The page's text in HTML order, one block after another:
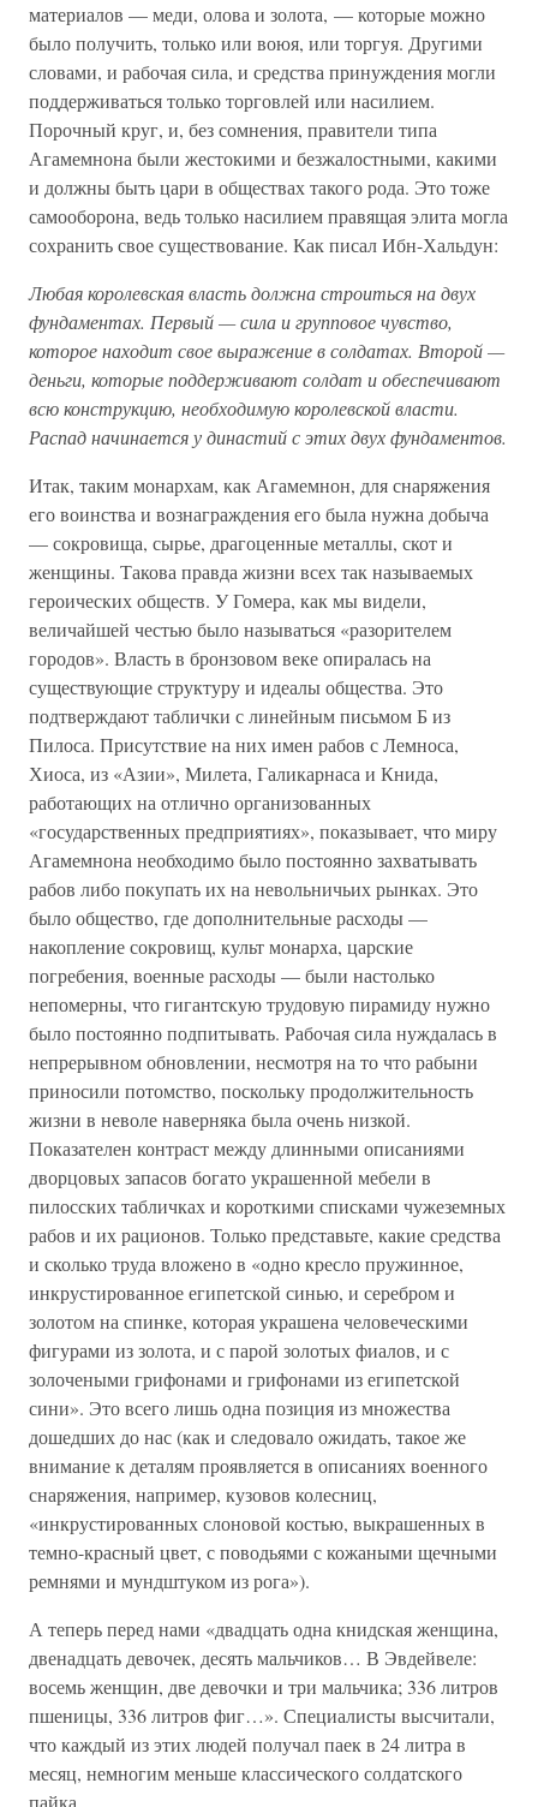
материалов — меди, олова и золота, — которые можно
было получить, только или воюя, или торгуя. Другими
словами, и рабочая сила, и средства принуждения могли
поддерживаться только торговлей или насилием.
Порочный круг, и, без сомнения, правители типа
Агамемнона были жестокими и безжалостными, какими
и должны быть цари в обществах такого рода. Это тоже
самооборона, ведь только насилием правящая элита могла
сохранить свое существование. Как писал Ибн-Хальдун:
Любая королевская власть должна строиться на двух
фундаментах. Первый — сила и групповое чувство,
которое находит свое выражение в солдатах. Второй —
деньги, которые поддерживают солдат и обеспечивают
всю конструкцию, необходимую королевской власти.
Распад начинается у династий с этих двух фундаментов.
Итак, таким монархам, как Агамемнон, для снаряжения
его воинства и вознаграждения его была нужна добыча
— сокровища, сырье, драгоценные металлы, скот и
женщины. Такова правда жизни всех так называемых
героических обществ. У Гомера, как мы видели,
величайшей честью было называться «разорителем
городов». Власть в бронзовом веке опиралась на
существующие структуру и идеалы общества. Это
подтверждают таблички с линейным письмом Б из
Пилоса. Присутствие на них имен рабов с Лемноса,
Хиоса, из «Азии», Милета, Галикарнаса и Книда,
работающих на отлично организованных
«государственных предприятиях», показывает, что миру
Агамемнона необходимо было постоянно захватывать
рабов либо покупать их на невольничьих рынках. Это
было общество, где дополнительные расходы —
накопление сокровищ, культ монарха, царские
погребения, военные расходы — были настолько
непомерны, что гигантскую трудовую пирамиду нужно
было постоянно подпитывать. Рабочая сила нуждалась в
непрерывном обновлении, несмотря на то что рабыни
приносили потомство, поскольку продолжительность
жизни в неволе наверняка была очень низкой.
Показателен контраст между длинными описаниями
дворцовых запасов богато украшенной мебели в
пилосских табличках и короткими списками чужеземных
рабов и их рационов. Только представьте, какие средства
и сколько труда вложено в «одно кресло пружинное,
инкрустированное египетской синью, и серебром и
золотом на спинке, которая украшена человеческими
фигурами из золота, и с парой золотых фиалов, и с
золочеными грифонами и грифонами из египетской
сини». Это всего лишь одна позиция из множества
дошедших до нас (как и следовало ожидать, такое же
внимание к деталям проявляется в описаниях военного
снаряжения, например, кузовов колесниц,
«инкрустированных слоновой костью, выкрашенных в
темно-красный цвет, с поводьями с кожаными щечными
ремнями и мундштуком из рога»).
А теперь перед нами «двадцать одна книдская женщина,
двенадцать девочек, десять мальчиков… В Эвдейвеле:
восемь женщин, две девочки и три мальчика; 336 литров
пшеницы, 336 литров фиг…». Специалисты высчитали,
что каждый из этих людей получал паек в 24 литра в
месяц, немногим меньше классического солдатского
пайка.